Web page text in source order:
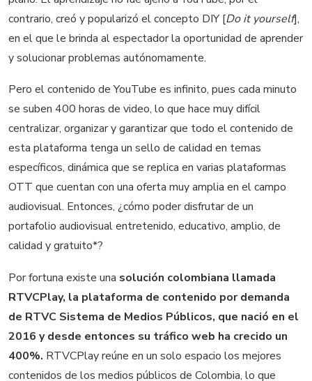
contrario, creó y popularizó el concepto DIY [Do it yourself],
en el que le brinda al espectador la oportunidad de aprender
y solucionar problemas autónomamente.
Pero el contenido de YouTube es infinito, pues cada minuto
se suben 400 horas de video, lo que hace muy difícil
centralizar, organizar y garantizar que todo el contenido de
esta plataforma tenga un sello de calidad en temas
específicos, dinámica que se replica en varias plataformas
OTT que cuentan con una oferta muy amplia en el campo
audiovisual. Entonces, ¿cómo poder disfrutar de un
portafolio audiovisual entretenido, educativo, amplio, de
calidad y gratuito*?
Por fortuna existe una solución colombiana llamada
RTVCPlay, la plataforma de contenido por demanda
de RTVC Sistema de Medios Públicos, que nació en el
2016 y desde entonces su tráfico web ha crecido un
400%. RTVCPlay reúne en un solo espacio los mejores
contenidos de los medios públicos de Colombia, lo que